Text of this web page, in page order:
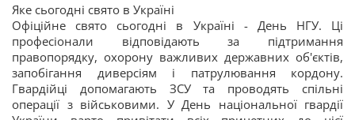
Яке сьогодні свято в Україні
Офіційне свято сьогодні в Україні - День НГУ. Ці
професіонали відповідають за підтримання
правопорядку, охорону важливих державних об'єктів,
запобігання диверсіям і патрулювання кордону.
Гвардійці допомагають ЗСУ та проводять спільні
операції з військовими. У День національної гвардії